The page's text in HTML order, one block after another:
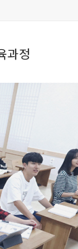
과정